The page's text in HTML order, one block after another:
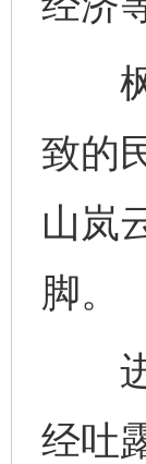
枫
致的
山岚
脚。
进
经吐